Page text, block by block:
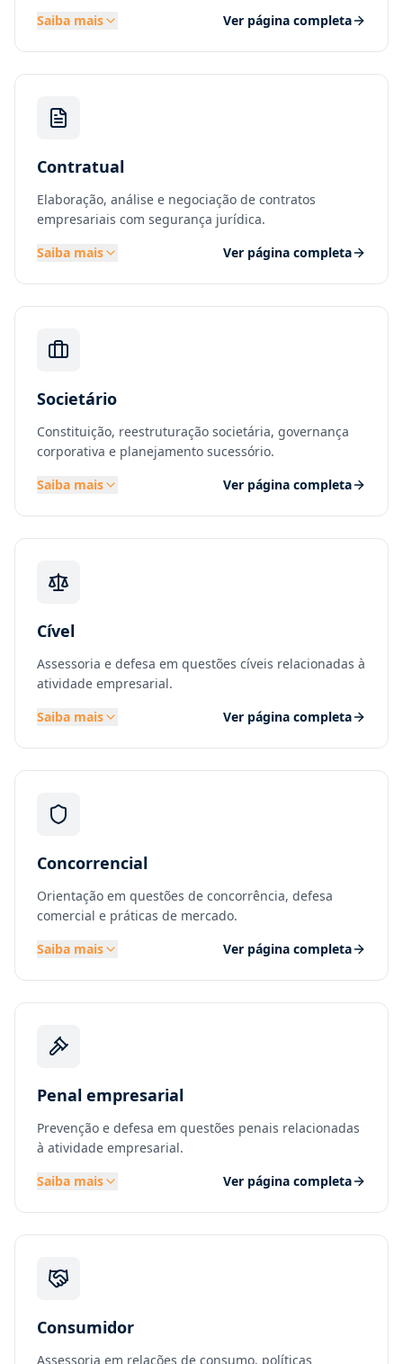
Saiba mais
Ver página completa
Contratual
Elaboração, análise e negociação de contratos
empresariais com segurança jurídica.
Saiba mais
Ver página completa
Societário
Constituição, reestruturação societária, governança
corporativa e planejamento sucessório.
Saiba mais
Ver página completa
Cível
Assessoria e defesa em questões cíveis relacionadas à
atividade empresarial.
Saiba mais
Ver página completa
Concorrencial
Orientação em questões de concorrência, defesa
comercial e práticas de mercado.
Saiba mais
Ver página completa
Penal empresarial
Prevenção e defesa em questões penais relacionadas
à atividade empresarial.
Saiba mais
Ver página completa
Consumidor
Assessoria em relações de consumo, políticas